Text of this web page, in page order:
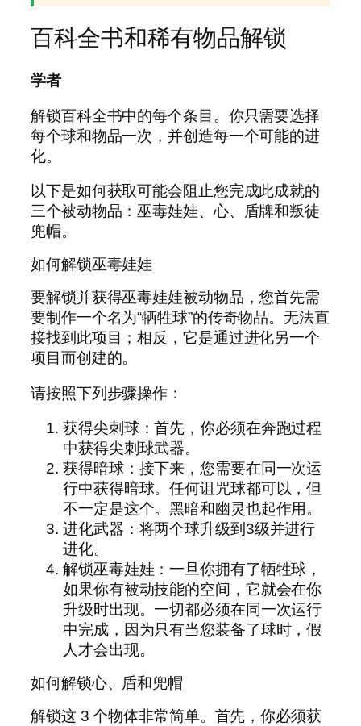
百科全书和稀有物品解锁
学者
解锁百科全书中的每个条目。你只需要选择
每个球和物品一次，并创造每一个可能的进
化。
以下是如何获取可能会阻止您完成此成就的
三个被动物品：巫毒娃娃、心、盾牌和叛徒
兜帽。
如何解锁巫毒娃娃
要解锁并获得巫毒娃娃被动物品，您首先需
要制作一个名为“牺牲球”的传奇物品。无法直
接找到此项目；相反，它是通过进化另一个
项目而创建的。
请按照下列步骤操作：
获得尖刺球：首先，你必须在奔跑过程
中获得尖刺球武器。
获得暗球：接下来，您需要在同一次运
行中获得暗球。任何诅咒球都可以，但
不一定是这个。黑暗和幽灵也起作用。
进化武器：将两个球升级到3级并进行
进化。
解锁巫毒娃娃：一旦你拥有了牺牲球，
如果你有被动技能的空间，它就会在你
升级时出现。一切都必须在同一次运行
中完成，因为只有当您装备了球时，假
人才会出现。
如何解锁心、盾和兜帽
解锁这 3 个物体非常简单。首先，你必须获